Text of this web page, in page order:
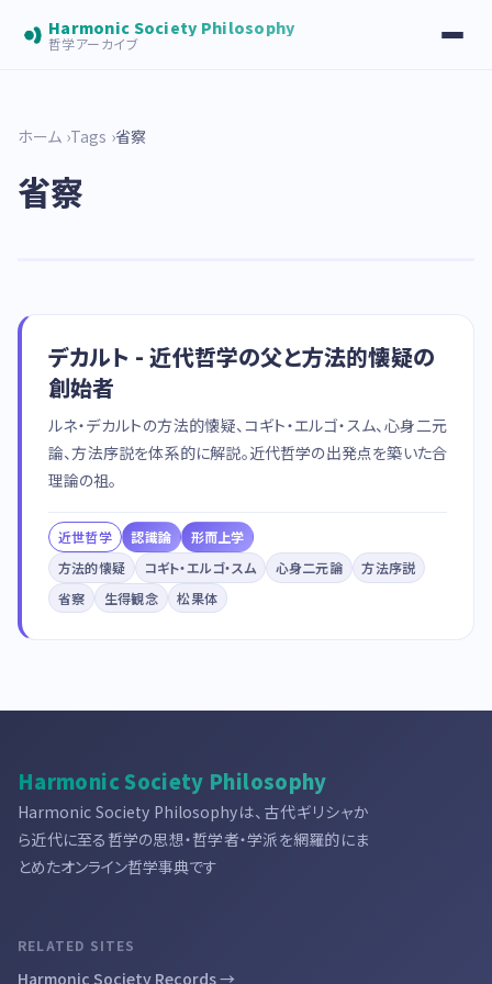
Harmonic Society Philosophy
哲学アーカイブ
ホーム Tags 省察
省察
デカルト - 近代哲学の父と方法的懐疑の
創始者
ルネ・デカルトの方法的懐疑、コギト・エルゴ・スム、心身二元
論、方法序説を体系的に解説。近代哲学の出発点を築いた合
理論の祖。
近世哲学 認識論
形而上学
方法的懐疑
コギト・エルゴ・スム 心身二元論
方法序説
省察
生得観念 松果体
Harmonic Society Philosophy
Harmonic Society Philosophyは、古代ギリシャか
ら近代に至る哲学の思想・哲学者・学派を網羅的にま
とめたオンライン哲学事典です
RELATED SITES
Harmonic Society Records →